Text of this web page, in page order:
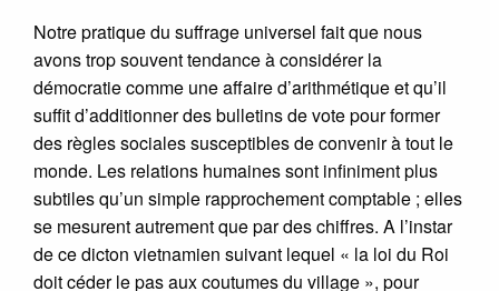
Notre pratique du suffrage universel fait que nous
avons trop souvent tendance à considérer la
démocratie comme une affaire d’arithmétique et qu’il
suffit d’additionner des bulletins de vote pour former
des règles sociales susceptibles de convenir à tout le
monde. Les relations humaines sont infiniment plus
subtiles qu’un simple rapprochement comptable ; elles
se mesurent autrement que par des chiffres. A l’instar
de ce dicton vietnamien suivant lequel « la loi du Roi
doit céder le pas aux coutumes du village », pour